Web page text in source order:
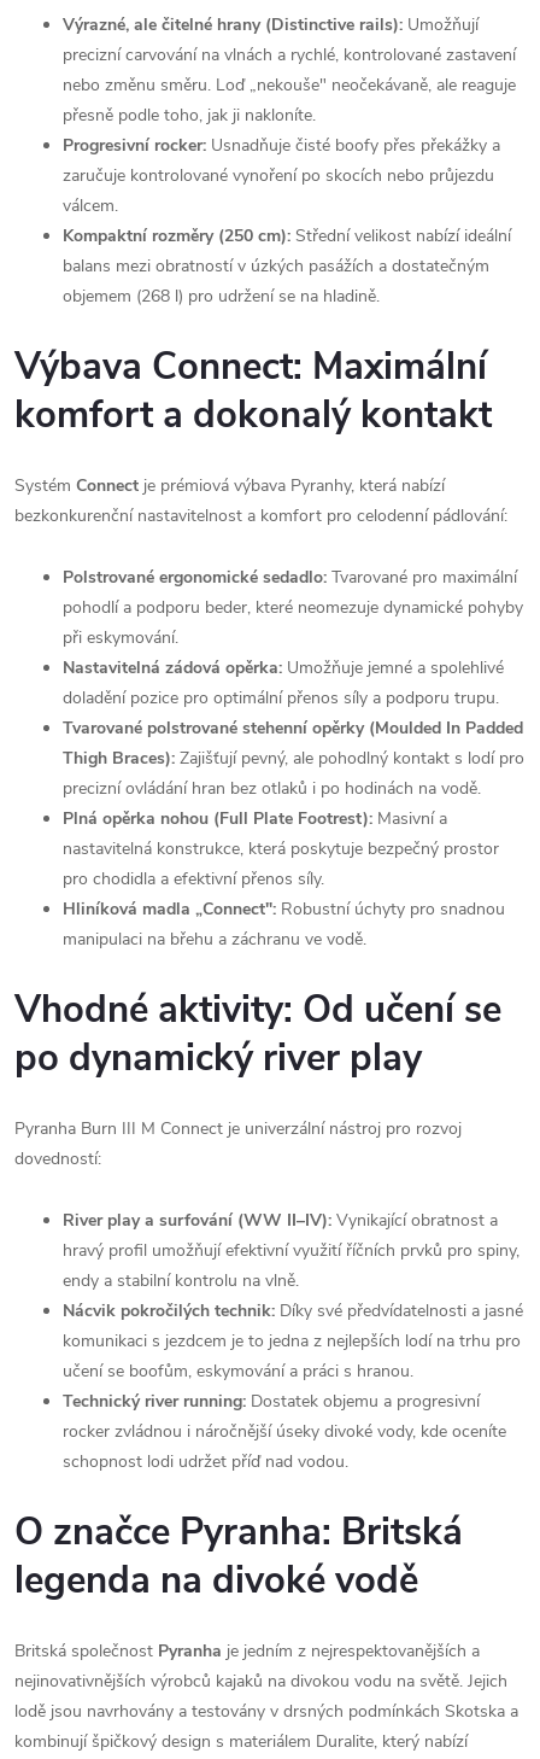
Výrazné, ale čitelné hrany (Distinctive rails): Umožňují
precizní carvování na vlnách a rychlé, kontrolované zastavení
nebo změnu směru. Loď „nekouše" neočekávaně, ale reaguje
přesně podle toho, jak ji nakloníte.
Progresivní rocker: Usnadňuje čisté boofy přes překážky a
zaručuje kontrolované vynoření po skocích nebo průjezdu
válcem.
Kompaktní rozměry (250 cm): Střední velikost nabízí ideální
balans mezi obratností v úzkých pasážích a dostatečným
objemem (268 l) pro udržení se na hladině.
Výbava Connect: Maximální
komfort a dokonalý kontakt
Systém Connect je prémiová výbava Pyranhy, která nabízí
bezkonkurenční nastavitelnost a komfort pro celodenní pádlování:
Polstrované ergonomické sedadlo: Tvarované pro maximální
pohodlí a podporu beder, které neomezuje dynamické pohyby
při eskymování.
Nastavitelná zádová opěrka: Umožňuje jemné a spolehlivé
doladění pozice pro optimální přenos síly a podporu trupu.
Tvarované polstrované stehenní opěrky (Moulded In Padded
Thigh Braces): Zajišťují pevný, ale pohodlný kontakt s lodí pro
precizní ovládání hran bez otlaků i po hodinách na vodě.
Plná opěrka nohou (Full Plate Footrest): Masivní a
nastavitelná konstrukce, která poskytuje bezpečný prostor
pro chodidla a efektivní přenos síly.
Hliníková madla „Connect": Robustní úchyty pro snadnou
manipulaci na břehu a záchranu ve vodě.
Vhodné aktivity: Od učení se
po dynamický river play
Pyranha Burn III M Connect je univerzální nástroj pro rozvoj
dovedností:
River play a surfování (WW II–IV): Vynikající obratnost a
hravý profil umožňují efektivní využití říčních prvků pro spiny,
endy a stabilní kontrolu na vlně.
Nácvik pokročilých technik: Díky své předvídatelnosti a jasné
komunikaci s jezdcem je to jedna z nejlepších lodí na trhu pro
učení se boofům, eskymování a práci s hranou.
Technický river running: Dostatek objemu a progresivní
rocker zvládnou i náročnější úseky divoké vody, kde oceníte
schopnost lodi udržet příď nad vodou.
O značce Pyranha: Britská
legenda na divoké vodě
Britská společnost Pyranha je jedním z nejrespektovanějších a
nejinovativnějších výrobců kajaků na divokou vodu na světě. Jejich
lodě jsou navrhovány a testovány v drsných podmínkách Skotska a
kombinují špičkový design s materiálem Duralite, který nabízí